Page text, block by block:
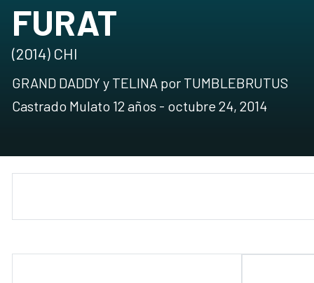
FURAT
(2014) CHI
GRAND DADDY y TELINA por TUMBLEBRUTUS
Castrado Mulato 12 años - octubre 24, 2014